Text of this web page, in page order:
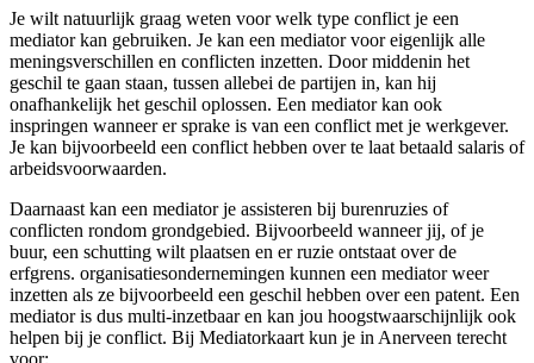
Je wilt natuurlijk graag weten voor welk type conflict je een
mediator kan gebruiken. Je kan een mediator voor eigenlijk alle
meningsverschillen en conflicten inzetten. Door middenin het
geschil te gaan staan, tussen allebei de partijen in, kan hij
onafhankelijk het geschil oplossen. Een mediator kan ook
inspringen wanneer er sprake is van een conflict met je werkgever.
Je kan bijvoorbeeld een conflict hebben over te laat betaald salaris of
arbeidsvoorwaarden.
Daarnaast kan een mediator je assisteren bij burenruzies of
conflicten rondom grondgebied. Bijvoorbeeld wanneer jij, of je
buur, een schutting wilt plaatsen en er ruzie ontstaat over de
erfgrens. organisatiesondernemingen kunnen een mediator weer
inzetten als ze bijvoorbeeld een geschil hebben over een patent. Een
mediator is dus multi-inzetbaar en kan jou hoogstwaarschijnlijk ook
helpen bij je conflict. Bij Mediatorkaart kun je in Anerveen terecht
voor: